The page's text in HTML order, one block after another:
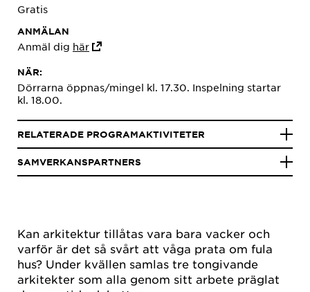
Kan arkitektur tillåtas vara bara vacker och
varför är det så svårt att våga prata om fula
hus? Under kvällen samlas tre tongivande
arkitekter som alla genom sitt arbete präglat
Gratis
ANMÄLAN
Anmäl dig här
NÄR:
Dörrarna öppnas/mingel kl. 17.30. Inspelning startar
kl. 18.00.
RELATERADE PROGRAMAKTIVITETER
SAMVERKANSPARTNERS